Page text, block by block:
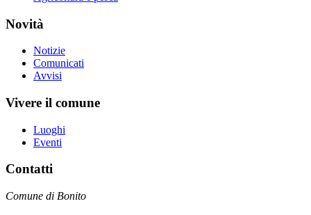
Novità
Notizie
Comunicati
Avvisi
Vivere il comune
Luoghi
Eventi
Contatti
Comune di Bonito